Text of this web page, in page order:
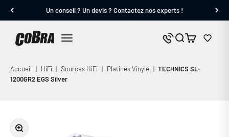
Un conseil ? Un devis ? Contactez nos experts !
Cobra.fr
Nous contacter
Panier
Accueil | HiFi | Sources HiFi | Platines Vinyle | TECHNICS SL-
1200GR2 EGS Silver
Zoomer sur l'image